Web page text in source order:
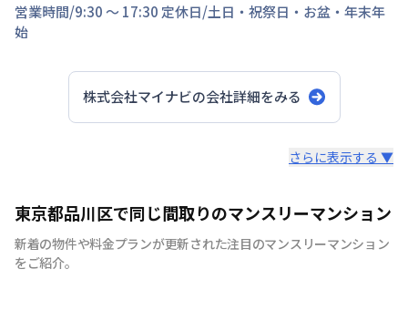
営業時間/9:30 ～ 17:30 定休日/土日・祝祭日・お盆・年末年
始
株式会社マイナビの会社詳細をみる
快適で安心な住まいをご提供。入居者様の住み心地と健康
を考え、専門部隊がお部屋を厳選！入居者満足度97％！
さらに表示する ▼
東京都品川区で同じ間取りのマンスリーマンション
新着の物件や料金プランが更新された注目のマンスリーマンション
をご紹介。